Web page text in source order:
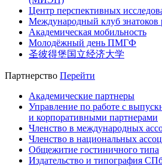
Центр перспективных
Международный клуб знатоков
Академическая мобильность
Молодёжный день ПМГФ
圣彼得堡国立经济大学
Партнерство Перейти
Академические партнеры
Управление по работе с
и корпоративными партнерами
Членство в международных
Членство в национальных
Общежитие гостиничного типа
Издательство и типография